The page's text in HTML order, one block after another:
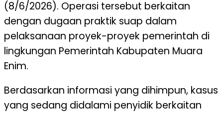
(8/6/2026). Operasi tersebut berkaitan
dengan dugaan praktik suap dalam
pelaksanaan proyek-proyek pemerintah di
lingkungan Pemerintah Kabupaten Muara
Enim.
Berdasarkan informasi yang dihimpun, kasus
yang sedang didalami penyidik berkaitan